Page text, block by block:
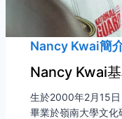
Nancy Kwai簡
Nancy Kwai
生於2000年2月15日
畢業於嶺南大學文化